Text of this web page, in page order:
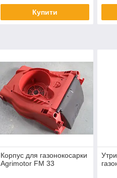
Купити
Корпус для газонокосарки
Agrimotor FM 33